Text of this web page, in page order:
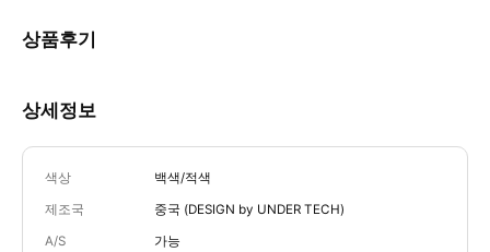
상품후기
상세정보
색상 백색/적색
제조국 중국 (DESIGN by UNDER TECH)
A/S 가능